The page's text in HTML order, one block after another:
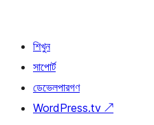
শিখুন
সাপোর্ট
ডেভেলপারগণ
WordPress.tv ↗